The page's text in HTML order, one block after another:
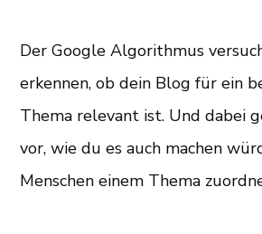
Der Google Algorithmus
erkennen, ob dein Blog für ein
Thema relevant ist. Und dabei
vor, wie du es auch machen
Menschen einem Thema